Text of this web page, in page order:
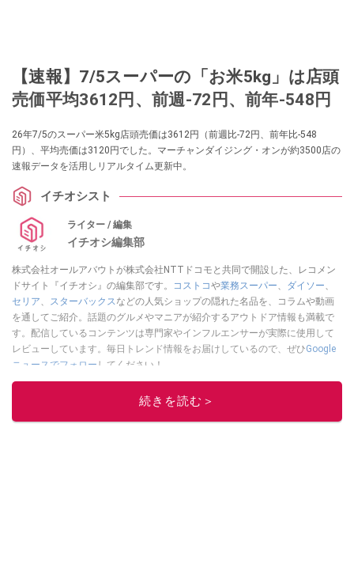
【速報】7/5スーパーの「お米5kg」は店頭
売価平均3612円、前週-72円、前年-548円
26年7/5のスーパー米5kg店頭売価は3612円（前週比-72円、前年比-548
円）、平均売価は3120円でした。マーチャンダイジング・オンが約3500店の
速報データを活用しリアルタイム更新中。
イチオシスト
ライター / 編集
イチオシ編集部
株式会社オールアバウトが株式会社NTTドコモと共同で開設した、レコメン
ドサイト『イチオシ』の編集部です。
コストコや業務スーパー、 ダイソー、
セリア、 スターバックスなどの人気ショップの隠れた名品を、コラムや動画
を通してご紹介。話題のグルメやマニアが紹介するアウトドア情報も満載で
す。配信しているコンテンツは専門家やインフルエンサーが実際に使用して
レビューしています。毎日トレンド情報をお届けしているので、ぜひGoogle
ニュースでフォロー してください！
続きを読む＞